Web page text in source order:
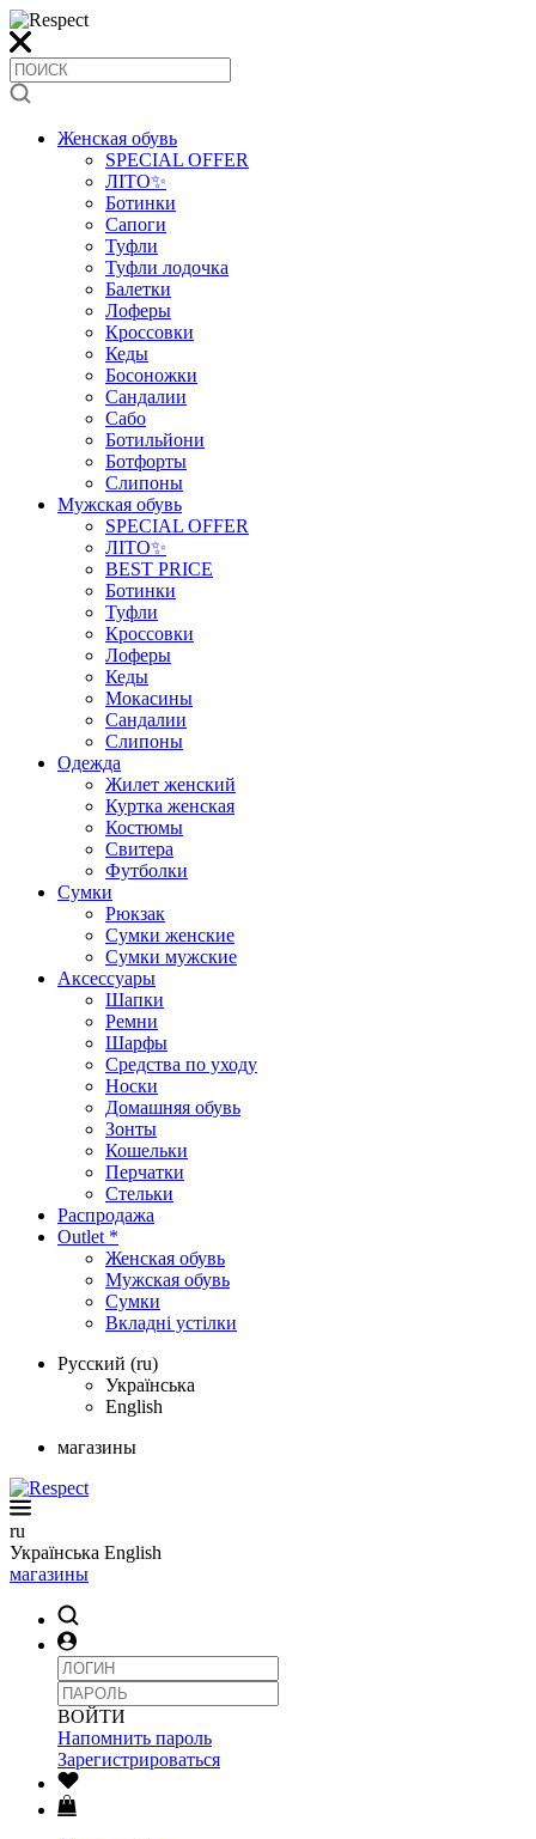
Женская обувь
SPECIAL OFFER
ЛІТО✨
Ботинки
Сапоги
Туфли
Туфли лодочка
Балетки
Лоферы
Кроссовки
Кеды
Босоножки
Сандалии
Сабо
Ботильйони
Ботфорты
Слипоны
Мужская обувь
SPECIAL OFFER
ЛІТО✨
BEST PRICE
Ботинки
Туфли
Кроссовки
Лоферы
Кеды
Мокасины
Сандалии
Слипоны
Одежда
Жилет женский
Куртка женская
Костюмы
Свитера
Футболки
Сумки
Рюкзак
Сумки женские
Сумки мужские
Аксеcсуары
Шапки
Ремни
Шарфы
Средства по уходу
Носки
Домашняя обувь
Зонты
Кошельки
Перчатки
Стельки
Распродажа
Outlet *
Женская обувь
Мужская обувь
Сумки
Вкладні устілки
Русский (ru)
Українська
English
магазины
ru
Українська English
магазины
ВОЙТИ
Напомнить пароль
Зарегистрироваться